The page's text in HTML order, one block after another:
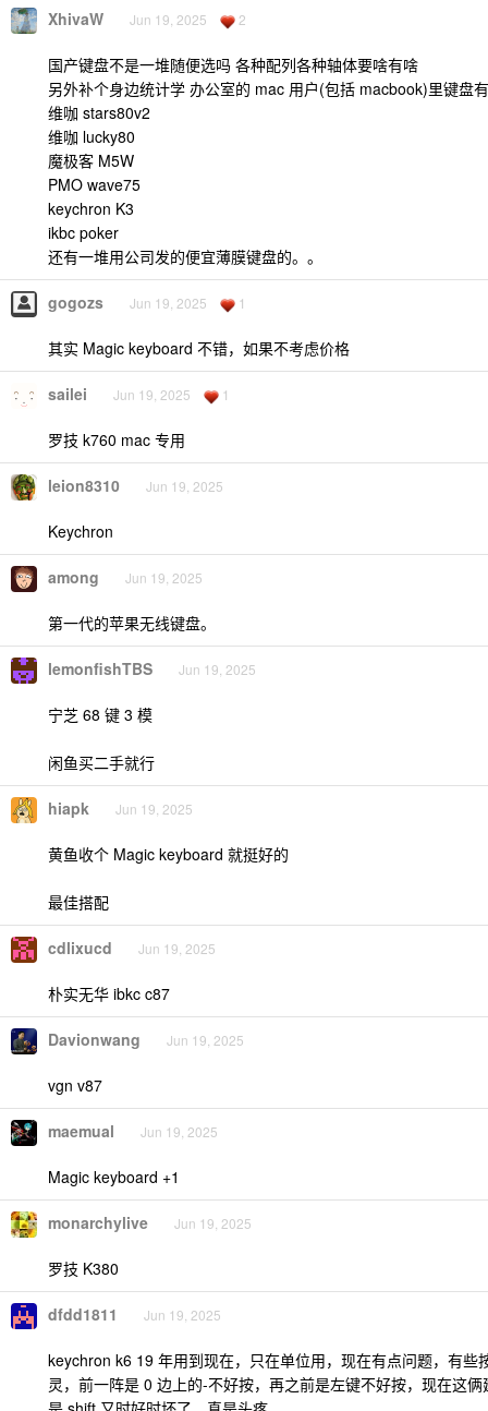
XhivaW Jun 19, 2025 2
国产键盘不是一堆随便选吗 各种配列各种轴体要啥有啥
另外补个身边统计学 办公室的 mac 用户(包括 macbook)里键盘
维咖 stars80v2
维咖 lucky80
魔极客 M5W
PMO wave75
keychron K3
ikbc poker
还有一堆用公司发的便宜薄膜键盘的。。
gogozs Jun 19, 2025 1
其实 Magic keyboard 不错，如果不考虑价格
sailei Jun 19, 2025 1
罗技 k760 mac 专用
leion8310 Jun 19, 2025
Keychron
among Jun 19, 2025
第一代的苹果无线键盘。
lemonfishTBS Jun 19, 2025
宁芝 68 键 3 模
闲鱼买二手就行
hiapk Jun 19, 2025
黄鱼收个 Magic keyboard 就挺好的
最佳搭配
cdlixucd Jun 19, 2025
朴实无华 ibkc c87
Davionwang Jun 19, 2025
vgn v87
maemual Jun 19, 2025
Magic keyboard +1
monarchylive Jun 19, 2025
罗技 K380
dfdd1811 Jun 19, 2025
keychron k6 19 年用到现在，只在单位用，现在有点问题，有些
灵，前一阵是 0 边上的-不好按，再之前是左键不好按，现在这